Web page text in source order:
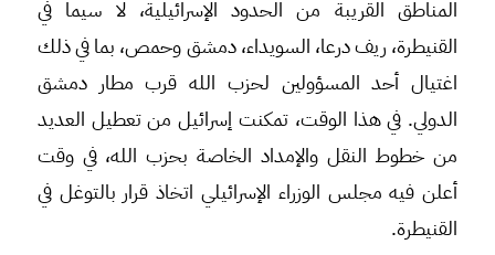
المناطق القريبة من الحدود الإسرائيلية، لا سيما في
القنيطرة، ريف درعا، السويداء، دمشق وحمص، بما في ذلك
اغتيال أحد المسؤولين لحزب الله قرب مطار دمشق
الدولي. في هذا الوقت، تمكنت إسرائيل من تعطيل العديد
من خطوط النقل والإمداد الخاصة بحزب الله، في وقت
أعلن فيه مجلس الوزراء الإسرائيلي اتخاذ قرار بالتوغل في
القنيطرة.